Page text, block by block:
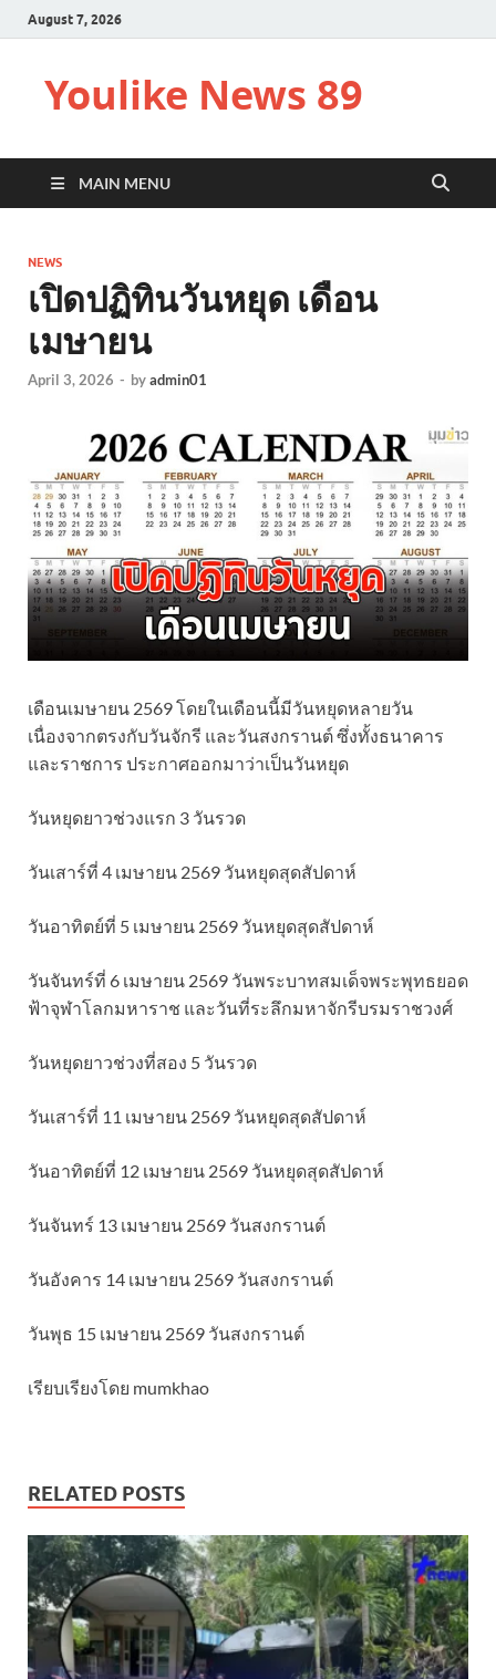
August 7, 2026
Youlike News 89
MAIN MENU
NEWS
เปิดปฏิทินวันหยุด เดือน
เมษายน
April 3, 2026 - byadmin01
เดือนเมษายน 2569 โดยในเดือนนี้มีวันหยุดหลายวัน
เนื่องจากตรงกับวันจักรี และวันสงกรานต์ ซึ่งทั้งธนาคาร
และราชการ ประกาศออกมาว่าเป็นวันหยุด
วันหยุดยาวช่วงแรก 3 วันรวด
วันเสาร์ที่ 4 เมษายน 2569 วันหยุดสุดสัปดาห์
วันอาทิตย์ที่ 5 เมษายน 2569 วันหยุดสุดสัปดาห์
วันจันทร์ที่ 6 เมษายน 2569 วันพระบาทสมเด็จพระพุทธยอด
ฟ้าจุฬาโลกมหาราช และวันที่ระลึกมหาจักรีบรมราชวงศ์
วันหยุดยาวช่วงที่สอง 5 วันรวด
วันเสาร์ที่ 11 เมษายน 2569 วันหยุดสุดสัปดาห์
วันอาทิตย์ที่ 12 เมษายน 2569 วันหยุดสุดสัปดาห์
วันจันทร์ 13 เมษายน 2569 วันสงกรานต์
วันอังคาร 14 เมษายน 2569 วันสงกรานต์
วันพุธ 15 เมษายน 2569 วันสงกรานต์
เรียบเรียงโดย mumkhao
RELATED POSTS